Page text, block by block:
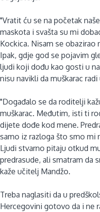
"Vratit ću se na početak
maskota i svašta su mi
Kockica. Nisam se
Ipak, gdje god se pojavim
ljudi koji dođu kao gosti u
nisu navikli da muškarac
"Događalo se da roditelji
muškarac. Međutim, isti ti
dijete dođe kod mene.
samo iz razloga što smo mi
Ljudi stvarno pitaju otkud
predrasude, ali smatram da
kaže učitelj Mandžo.
Treba naglasiti da u
Hercegovini gotovo da i ne